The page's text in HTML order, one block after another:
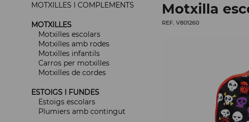
MOTXILLES I COMPLEMENTS
MOTXILLES
Motxilles escolars
Motxilles amb rodes
Motxilles infantils
Carros per motxilles
Motxilles de cordes
ESTOIGS I FUNDES
Estoigs escolars
Plumiers amb contingut
Motxilla
REF. V801260